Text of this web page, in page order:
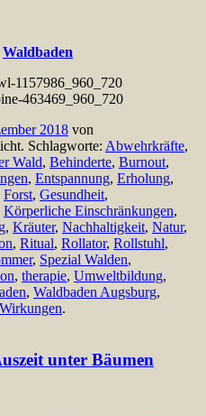
Waldbaden
2018 von
Schlagworte: Abwehrkräfte,
Wald, Behinderte, Burnout,
, Entspannung, Erholung,
Forst, Gesundheit,
Körperliche Einschränkungen,
, Kräuter, Nachhaltigkeit, Natur,
, Ritual, Rollator, Rollstuhl,
, Spezial Walden,
, therapie, Umweltbildung,
, Waldbaden Augsburg,
Wirkungen.
unter Bäumen